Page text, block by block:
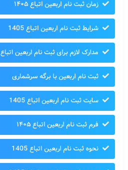
زمان ثبت نام اربعین اتباع ۱۴۰۵
شرایط ثبت نام اربعین اتباع 1405
مدارک لازم برای ثبت نام اربعین اتباع ۱۴۰۵
ثبت نام اربعین با برگه سرشماری
سایت ثبت نام اربعین اتباع 1405
فرم ثبت نام اربعین اتباع ۱۴۰۵
نحوه ثبت نام اربعین اتباع 1405